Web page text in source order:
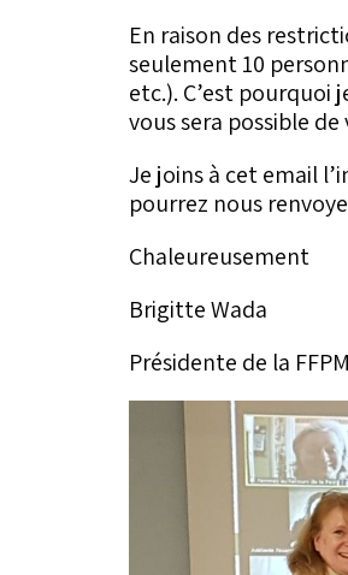
En raison des
seulement 10
etc.). C’est pourquoi
vous sera possible
Je joins à cet email
pourrez nous
Chaleureusement
Brigitte Wada
Présidente de la